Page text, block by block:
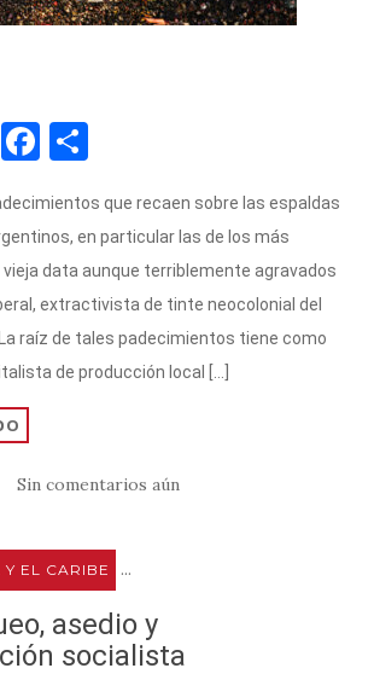
T F
c
e
b
o
o
m
p
ar
ti
r
que recaen sobre las espaldas
en particular las de los más
vieja data aunque terriblemente agravados
extractivista de tinte neocolonial del
raíz de tales padecimientos tiene como
de producción local […]
Sin comentarios aún
EL CARIBE ...
asedio y
socialista